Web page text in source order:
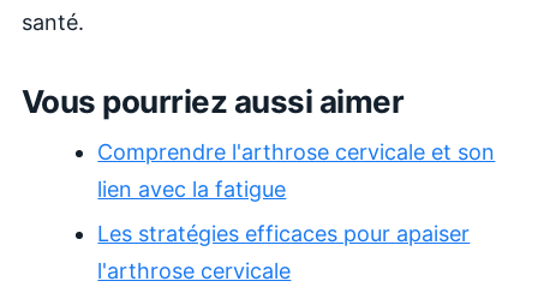
santé.
Vous pourriez aussi aimer
Comprendre l'arthrose cervicale et son
lien avec la fatigue
Les stratégies efficaces pour apaiser
l'arthrose cervicale